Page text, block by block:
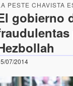
PESTE CHAVISTA
gobierno
07/2014